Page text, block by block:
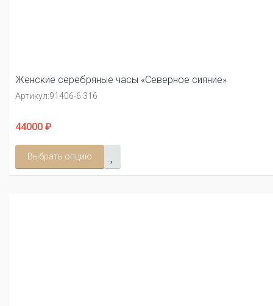
Женские серебряные часы «Северное сияние»
Артикул:91406-6.316
44000 ₽
Выбрать опцию